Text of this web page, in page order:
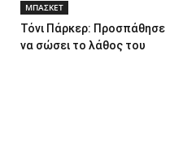
ΜΠΑΣΚΕΤ
Τόνι Πάρκερ: Προσπάθησε
να σώσει το λάθος του